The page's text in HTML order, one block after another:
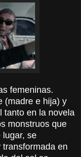
femeninas.
(madre e hija) y
tanto en la novela
monstruos que
lugar, se
en